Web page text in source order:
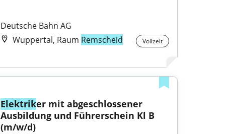
Deutsche Bahn AG
Wuppertal, Raum Remscheid Vollzeit
Elektriker mit abgeschlossener
Ausbildung und Führerschein Kl B
(m/w/d)